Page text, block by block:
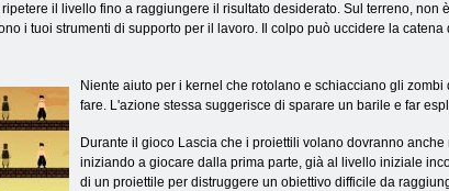
il livello fino a raggiungere il risultato desiderato. Sul terreno,
i tuoi strumenti di supporto per il lavoro. Il colpo può uccidere la
Niente aiuto per i kernel che rotolano e schiacciano gli
fare. L'azione stessa suggerisce di sparare un barile e far
Durante il gioco Lascia che i proiettili volano dovranno
iniziando a giocare dalla prima parte, già al livello iniziale
di un proiettile per distruggere un obiettivo difficile da